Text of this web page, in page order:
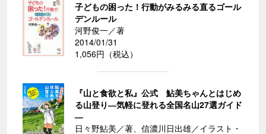
子どもの困った！行動がみるみる直るゴール
デンルール
河野俊一／著
2014/01/31
1,056円（税込）
『山と食欲と私』公式 鮎美ちゃんとはじめ
る山登り―気軽に登れる全国名山27選ガイド
―
日々野鮎美／著、信濃川日出雄／イラスト・